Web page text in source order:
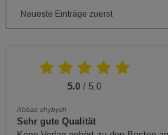
5.0 / 5.0
Abbas chybych
Sehr gute Qualität